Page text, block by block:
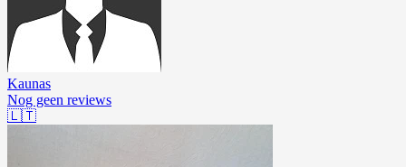
Kaunas
Nog geen reviews
🇱🇹